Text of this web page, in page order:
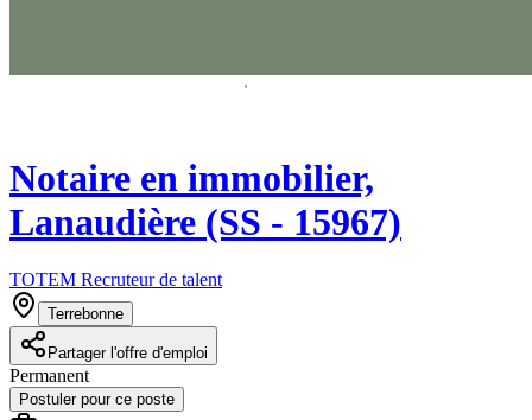
Notaire en immobilier,
Lanaudière (SS - 15967)
TOTEM Recruteur de talent
Terrebonne
Partager l'offre d'emploi
Permanent
Postuler pour ce poste